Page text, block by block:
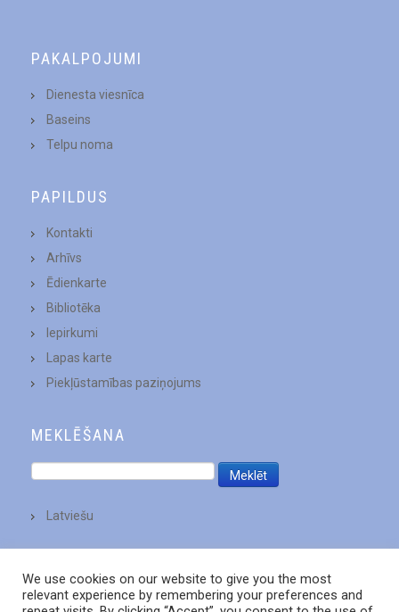
PAKALPOJUMI
Dienesta viesnīca
Baseins
Telpu noma
PAPILDUS
Kontakti
Arhīvs
Ēdienkarte
Bibliotēka
Iepirkumi
Lapas karte
Piekļūstamības paziņojums
MEKLĒŠANA
Latviešu
We use cookies on our website to give you the most
relevant experience by remembering your preferences and